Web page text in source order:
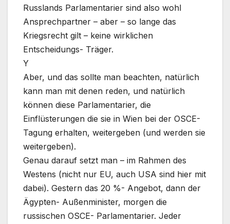
Russlands Parlamentarier sind also wohl
Ansprechpartner – aber – so lange das
Kriegsrecht gilt – keine wirklichen
Entscheidungs- Träger.
Y
Aber, und das sollte man beachten, natürlich
kann man mit denen reden, und natürlich
können diese Parlamentarier, die
Einflüsterungen die sie in Wien bei der OSCE-
Tagung erhalten, weitergeben (und werden sie
weitergeben).
Genau darauf setzt man – im Rahmen des
Westens (nicht nur EU, auch USA sind hier mit
dabei). Gestern das 20 %- Angebot, dann der
Ägypten- Außenminister, morgen die
russischen OSCE- Parlamentarier. Jeder